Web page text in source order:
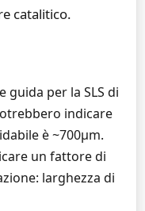
catalitico.
guida per la SLS di
indicare
è ~700µm.
un fattore di
larghezza di